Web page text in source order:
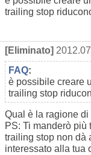
trailing stop
[Eliminato]
FAQ:
è possibile creare
trailing stop
Qual è la ragione
PS: Ti manderò più
trailing stop non dà
interessato alla tua